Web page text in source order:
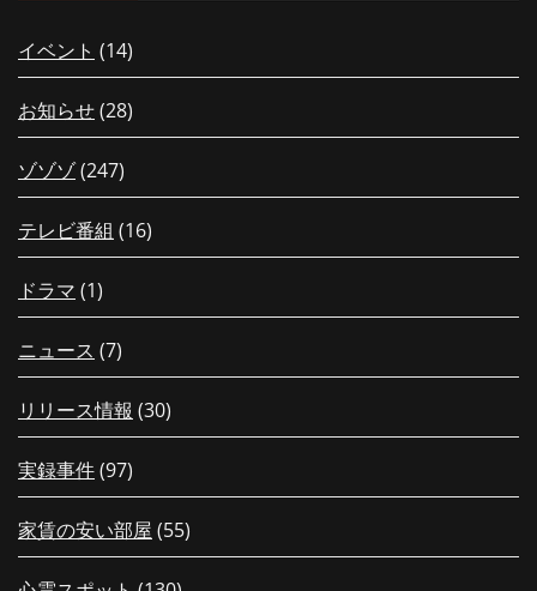
イベント (14)
お知らせ(28)
ゾゾゾ(247)
テレビ番組 (16)
ドラマ (1)
ニュース (7)
リリース情報 (30)
実録事件(97)
家賃の安い部屋 (55)